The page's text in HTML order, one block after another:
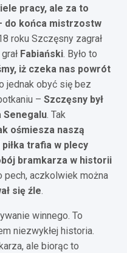
pracy, ale za to
do końca mistrzostw
roku Szczęsny zagrał
Fabiański. Było to
iż czeka nas powrót
jednak obyć się bez
– Szczęsny był
Senegalu. Tak
ośmiesza naszą
trafia w plecy
bramkarza w historii
pech, aczkolwiek można
się źle.
winnego. To
niezwykłej historia.
ale biorąc to